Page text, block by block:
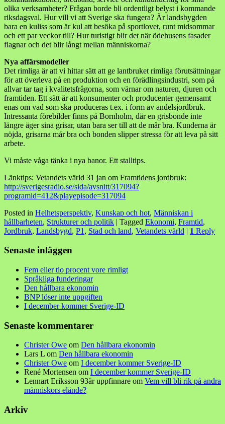
olika verksamheter? Frågan borde bli ordentligt belyst i kommande
riksdagsval. Hur vill vi att Sverige ska fungera? Är landsbygden
bara en kuliss som är kul att besöka på sportlovet, runt midsommar
och ett par veckor till? Hur turistigt blir det när ödehusens fasader
flagnar och det blir långt mellan människorna?
Nya affärsmodeller
Det rimliga är att vi hittar sätt att ge lantbruket rimliga förutsättningar
för att överleva på en produktion och en förädlingsindustri, som på
allvar tar tag i kvalitetsfrågorna, som värnar om naturen, djuren och
framtiden. Ett sätt är att konsumenter och producenter gemensamt
enas om vad som ska produceras t.ex. i form av andelsjordbruk.
Intressanta förebilder finns på Bornholm, där en grisbonde inte
längre äger sina grisar, utan bara ser till att de mår bra. Kunderna är
nöjda, grisarna mår bra och bonden slipper stressa för att leva på sitt
arbete.
Vi måste våga tänka i nya banor. Ett stalltips.
Länktips: Vetandets värld 31 jan om Framtidens jordbruk:
http://sverigesradio.se/sida/avsnitt/317094?
programid=412&playepisode=317094
Posted in Helhetsperspektiv, Kunskap och hot, Människan i
hållbarheten, Strukturer och politik | Tagged Ekonomi, Framtid,
Jordbruk, Landsbygd, P1 , Stad och land, Vetandets värld | 1 Reply
Senaste inläggen
Fem eller tio procent vore rimligt
Språkliga funderingar
Den hållbara ekonomin
BNP löser inte uppgiften
I december kommer Sverige-ID
Senaste kommentarer
Christer Owe om Den hållbara ekonomin
Lars L om Den hållbara ekonomin
Christer Owe om I december kommer Sverige-ID
René Mortensen om I december kommer Sverige-ID
Lennart Eriksson 93år uppfinnare om Vem vill bli rik på andra
människors elände?
Arkiv